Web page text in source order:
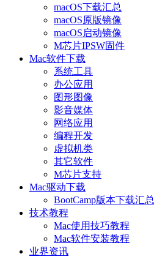
macOS下载汇总
macOS原版镜像
macOS启动镜像
M芯片IPSW固件
Mac软件下载
系统工具
办公应用
图形图像
影音媒体
网络应用
编程开发
虚拟机类
其它软件
M芯片支持
Mac驱动下载
BootCamp版本下载汇总
技术教程
Mac使用技巧教程
Mac软件安装教程
业界资讯